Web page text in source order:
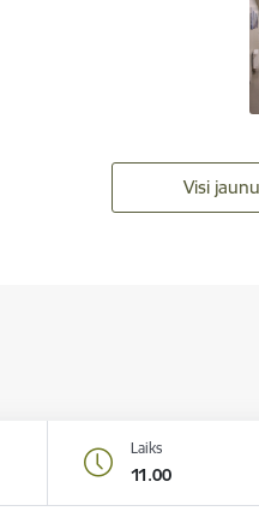
Visi
Laiks
11.00